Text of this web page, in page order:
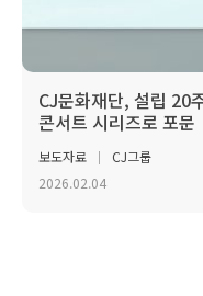
CJ문화재단, 설립 20
콘서트 시리즈로 포문
보도자료
CJ그룹
2026.02.04